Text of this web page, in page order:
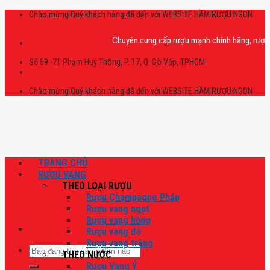
Skip
Chào mừng Quý khách hàng đã đến với WEBSITE HẦM RƯỢU NGON
Chuyên cung cấp rượu mạnh chính hãng, rượu
Số 69 -71 Phạm Huy Thông, P. 17, Q. Gò Vấp, TPHCM
Chào mừng Quý khách hàng đã đến với WEBSITE HẦM RƯỢU NGON
Tìm
kiếm:
TRANG CHỦ
RƯỢU VANG
THEO LOẠI RƯỢU
Rượu Champagne Pháp
Rượu vang ngọt
Rượu vang hồng
Rượu vang đỏ
Rượu vang trắng
THEO NƯỚC
Rượu Vang Ý